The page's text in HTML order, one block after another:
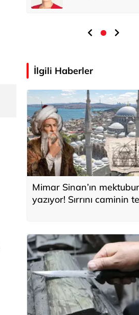
İlgili Haberler
Mimar Sinan’ın
yazıyor! Sırrını caminin